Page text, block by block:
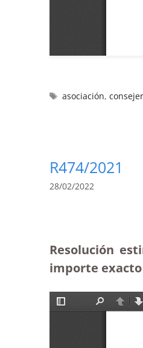
asociación,
R474/2021
28/02/2022
Resolución
importe exacto